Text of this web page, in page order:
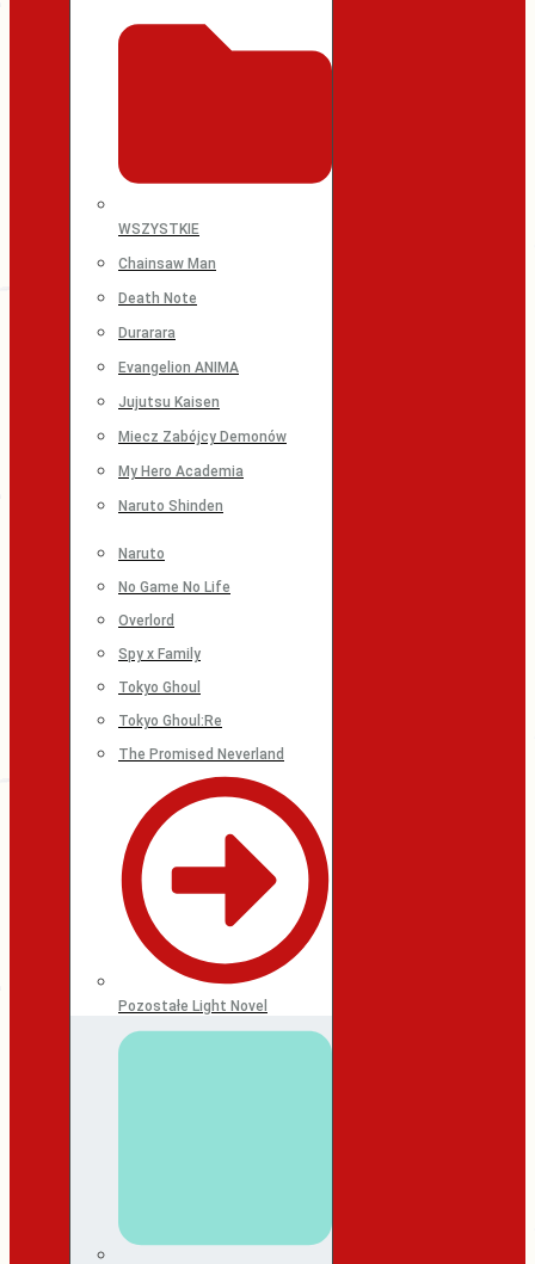
WSZYSTKIE
Chainsaw Man
Death Note
Durarara
Evangelion ANIMA
Jujutsu Kaisen
Miecz Zabójcy Demonów
My Hero Academia
Naruto Shinden
Naruto
No Game No Life
Overlord
Spy x Family
Tokyo Ghoul
Tokyo Ghoul:Re
The Promised Neverland
Pozostałe Light Novel